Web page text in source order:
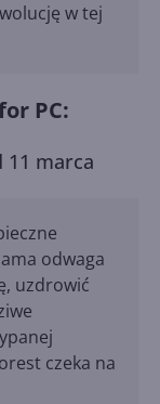
w tej
PC:
11 marca
odwaga
uzdrowić
czeka na